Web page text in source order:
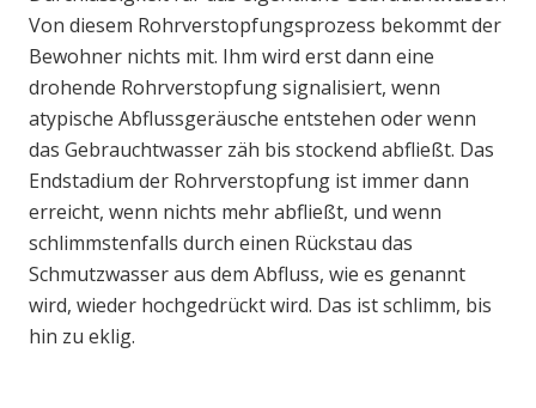
Von diesem Rohrverstopfungsprozess bekommt der
Bewohner nichts mit. Ihm wird erst dann eine
drohende Rohrverstopfung signalisiert, wenn
atypische Abflussgeräusche entstehen oder wenn
das Gebrauchtwasser zäh bis stockend abfließt. Das
Endstadium der Rohrverstopfung ist immer dann
erreicht, wenn nichts mehr abfließt, und wenn
schlimmstenfalls durch einen Rückstau das
Schmutzwasser aus dem Abfluss, wie es genannt
wird, wieder hochgedrückt wird. Das ist schlimm, bis
hin zu eklig.